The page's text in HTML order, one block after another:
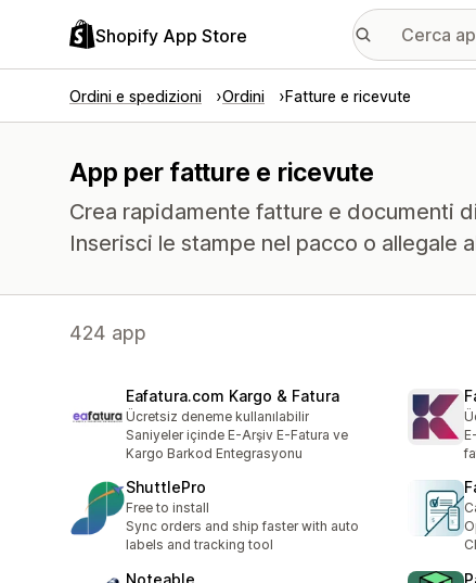
Shopify App Store
Ordini e spedizioni Ordini Fatture e ricevute
App per fatture e ricevute
Crea rapidamente fatture e documenti
Inserisci le stampe nel pacco o allegale
424 app
Eafatura.com Kargo & Fatura
Ücretsiz deneme kullanılabilir
Saniyeler içinde E-Arşiv E-Fatura ve
Kargo Barkod Entegrasyonu
ShuttlePro
Free to install
Sync orders and ship faster with auto
labels and tracking tool
Noteable